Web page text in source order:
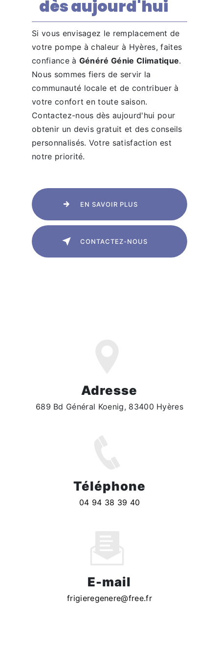
dès aujourd'hui
Si vous envisagez le remplacement de
votre pompe à chaleur à Hyères, faites
confiance à Généré Génie Climatique.
Nous sommes fiers de servir la
communauté locale et de contribuer à
votre confort en toute saison.
Contactez-nous dès aujourd'hui pour
obtenir un devis gratuit et des conseils
personnalisés. Votre satisfaction est
notre priorité.
EN SAVOIR PLUS
CONTACTEZ-NOUS
Adresse
689 Bd Général Koenig, 83400 Hyères
Téléphone
04 94 38 39 40
E-mail
frigieregenere@free.fr